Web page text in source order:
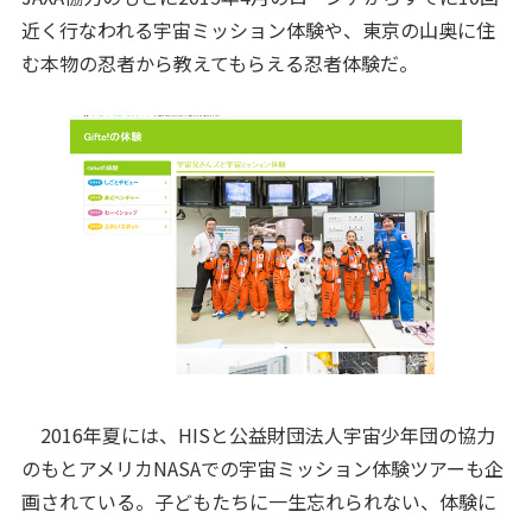
近く行なわれる宇宙ミッション体験や、東京の山奥に住
む本物の忍者から教えてもらえる忍者体験だ。
2016年夏には、HISと公益財団法人宇宙少年団の協力
のもとアメリカNASAでの宇宙ミッション体験ツアーも企
画されている。子どもたちに一生忘れられない、体験に